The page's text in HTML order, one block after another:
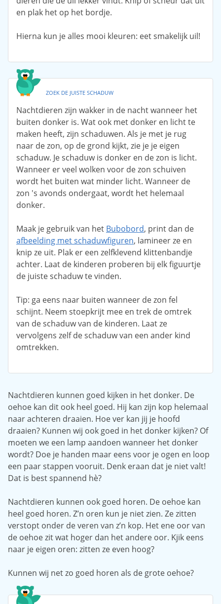
en plak het op het bordje.
Hierna kun je alles mooi kleuren: eet smakelijk uil!
ZOEK DE JUISTE SCHADUW
Nachtdieren zijn wakker in de nacht wanneer het
buiten donker is. Wat ook met donker en licht te
maken heeft, zijn schaduwen. Als je met je rug
naar de zon, op de grond kijkt, zie je je eigen
schaduw. Je schaduw is donker en de zon is licht.
Wanneer er veel wolken voor de zon schuiven
wordt het buiten wat minder licht. Wanneer de
zon 's avonds ondergaat, wordt het helemaal
donker.
Maak je gebruik van het Bubobord, print dan de
afbeelding met schaduwfiguren, lamineer ze en
knip ze uit. Plak er een zelfklevend klittenbandje
achter. Laat de kinderen proberen bij elk figuurtje
de juiste schaduw te vinden.
Tip: ga eens naar buiten wanneer de zon fel
schijnt. Neem stoepkrijt mee en trek de omtrek
van de schaduw van de kinderen. Laat ze
vervolgens zelf de schaduw van een ander kind
omtrekken.
Nachtdieren kunnen goed kijken in het donker. De
oehoe kan dit ook heel goed. Hij kan zijn kop helemaal
naar achteren draaien. Hoe ver kan jij je hoofd
draaien? Kunnen wij ook goed in het donker kijken? Of
moeten we een lamp aandoen wanneer het donker
wordt? Doe je handen maar eens voor je ogen en loop
een paar stappen vooruit. Denk eraan dat je niet valt!
Dat is best spannend hè?
Nachtdieren kunnen ook goed horen. De oehoe kan
heel goed horen. Z’n oren kun je niet zien. Ze zitten
verstopt onder de veren van z’n kop. Het ene oor van
de oehoe zit wat hoger dan het andere oor. Kjik eens
naar je eigen oren: zitten ze even hoog?
Kunnen wij net zo goed horen als de grote oehoe?